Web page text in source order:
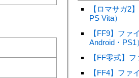
【ロマサガ2
PS Vita）
【FF9】ファ
Android・PS1）
【FF零式】
【FF4】ファ